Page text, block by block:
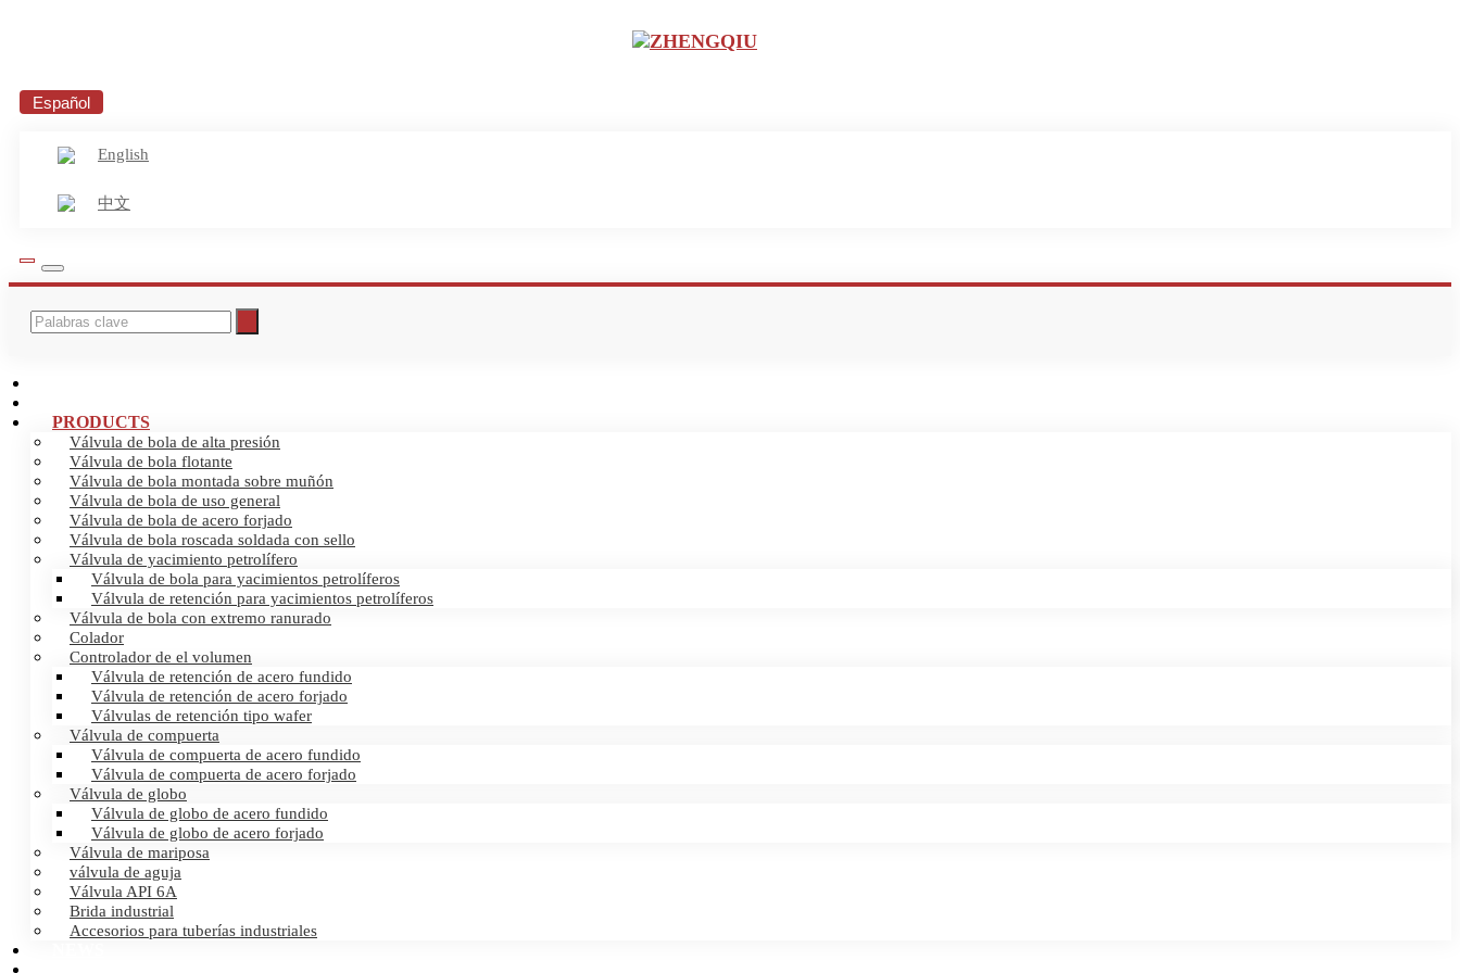
Español
English
中文
PRODUCTS
Válvula de bola de alta presión
Válvula de bola flotante
Válvula de bola montada sobre muñón
Válvula de bola de uso general
Válvula de bola de acero forjado
Válvula de bola roscada soldada con sello
Válvula de yacimiento petrolífero
Válvula de bola para yacimientos petrolíferos
Válvula de retención para yacimientos petrolíferos
Válvula de bola con extremo ranurado
Colador
Controlador de el volumen
Válvula de retención de acero fundido
Válvula de retención de acero forjado
Válvulas de retención tipo wafer
Válvula de compuerta
Válvula de compuerta de acero fundido
Válvula de compuerta de acero forjado
Válvula de globo
Válvula de globo de acero fundido
Válvula de globo de acero forjado
Válvula de mariposa
válvula de aguja
Válvula API 6A
Brida industrial
Accesorios para tuberías industriales